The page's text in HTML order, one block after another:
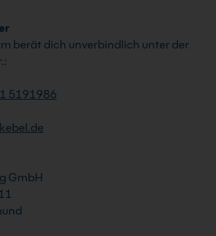
berät dich unverbindlich unter der
5191986
GmbH